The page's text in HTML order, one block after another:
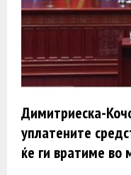
Димитриеска-
уплатените
ќе ги вратиме во